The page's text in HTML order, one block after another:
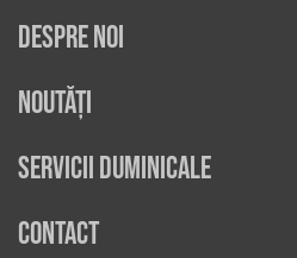
Despre noi
Noutăți
Servicii duminicale
Contact